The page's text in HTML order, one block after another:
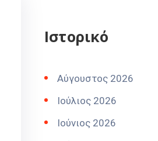
Ιστορικό
Αύγουστος 2026
Ιούλιος 2026
Ιούνιος 2026